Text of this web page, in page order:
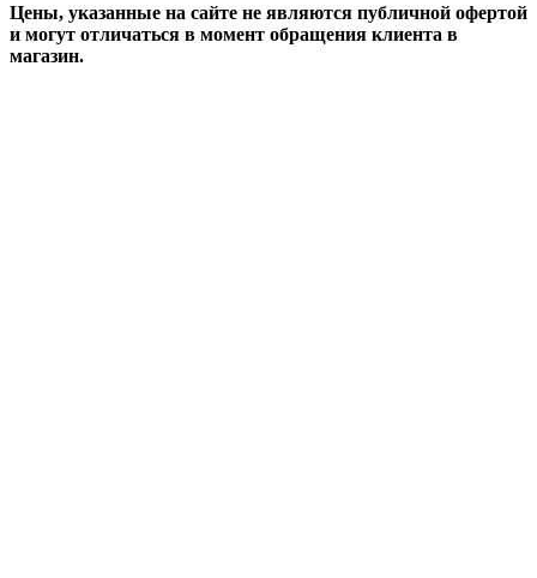
Цены, указанные на сайте не являются публичной офертой
и могут отличаться в момент обращения клиента в
магазин.